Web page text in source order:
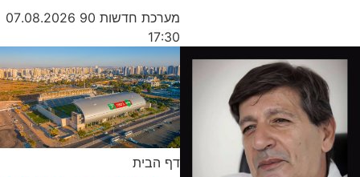
מערכת חדשות 90
07.08.2026
17:30
דף הבית